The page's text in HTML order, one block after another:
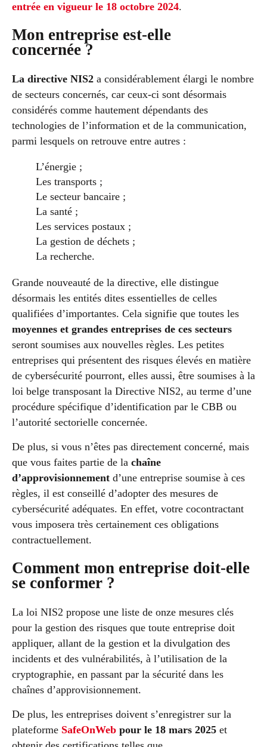
entrée en vigueur le 18 octobre 2024.
Mon entreprise est-elle
concernée ?
La directive NIS2 a considérablement élargi le nombre
de secteurs concernés, car ceux-ci sont désormais
considérés comme hautement dépendants des
technologies de l’information et de la communication,
parmi lesquels on retrouve entre autres :
L’énergie ;
Les transports ;
Le secteur bancaire ;
La santé ;
Les services postaux ;
La gestion de déchets ;
La recherche.
Grande nouveauté de la directive, elle distingue
désormais les entités dites essentielles de celles
qualifiées d’importantes. Cela signifie que toutes les
moyennes et grandes entreprises de ces secteurs
seront soumises aux nouvelles règles. Les petites
entreprises qui présentent des risques élevés en matière
de cybersécurité pourront, elles aussi, être soumises à la
loi belge transposant la Directive NIS2, au terme d’une
procédure spécifique d’identification par le CBB ou
l’autorité sectorielle concernée.
De plus, si vous n’êtes pas directement concerné, mais
que vous faites partie de la chaîne
d’approvisionnement d’une entreprise soumise à ces
règles, il est conseillé d’adopter des mesures de
cybersécurité adéquates. En effet, votre cocontractant
vous imposera très certainement ces obligations
contractuellement.
Comment mon entreprise doit-elle
se conformer ?
La loi NIS2 propose une liste de onze mesures clés
pour la gestion des risques que toute entreprise doit
appliquer, allant de la gestion et la divulgation des
incidents et des vulnérabilités, à l’utilisation de la
cryptographie, en passant par la sécurité dans les
chaînes d’approvisionnement.
De plus, les entreprises doivent s’enregistrer sur la
plateforme SafeOnWeb pour le 18 mars 2025 et